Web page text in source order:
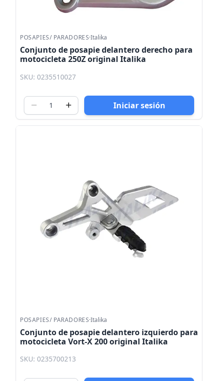
POSAPIES/ PARADORES·Italika
Conjunto de posapie delantero derecho para
motocicleta 250Z original Italika
SKU: 0235510027
Iniciar sesión
POSAPIES/ PARADORES·Italika
Conjunto de posapie delantero izquierdo para
motocicleta Vort-X 200 original Italika
SKU: 0235700213